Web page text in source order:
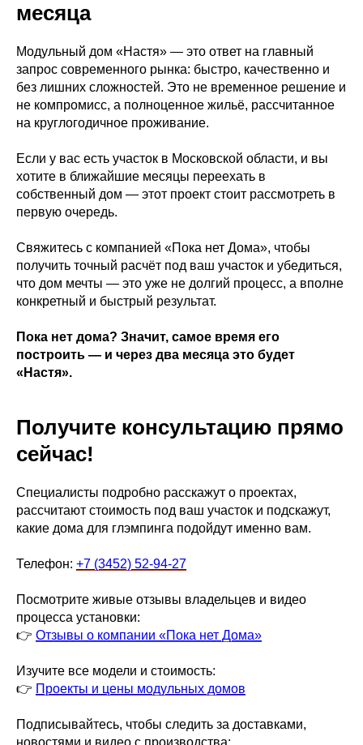
месяца
Модульный дом «Настя» — это ответ на главный
запрос современного рынка: быстро, качественно и
без лишних сложностей. Это не временное решение и
не компромисс, а полноценное жильё, рассчитанное
на круглогодичное проживание.
Если у вас есть участок в Московской области, и вы
хотите в ближайшие месяцы переехать в
собственный дом — этот проект стоит рассмотреть в
первую очередь.
Свяжитесь с компанией «Пока нет Дома», чтобы
получить точный расчёт под ваш участок и убедиться,
что дом мечты — это уже не долгий процесс, а вполне
конкретный и быстрый результат.
Пока нет дома? Значит, самое время его
построить — и через два месяца это будет
«Настя».
Получите консультацию прямо
сейчас!
Специалисты подробно расскажут о проектах,
рассчитают стоимость под ваш участок и подскажут,
какие дома для глэмпинга подойдут именно вам.
Телефон: +7 (3452) 52-94-27
Посмотрите живые отзывы владельцев и видео
процесса установки:
👉 Отзывы о компании «Пока нет Дома»
Изучите все модели и стоимость:
👉 Проекты и цены модульных домов
Подписывайтесь, чтобы следить за доставками,